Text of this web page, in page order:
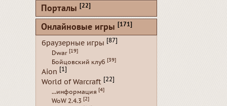
Порталы [22]
Онлайновые игры [171]
браузерные игры [87]
Dwar [19]
Бойцовский клуб [39]
Aion [1]
World of Warcraft [22]
...информация [4]
WoW 2.4.3 [2]